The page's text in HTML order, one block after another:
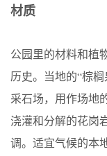
材质
公园里的材料和植
历史。当地的“棕
采石场，用作场地
浇灌和分解的花岗
调。适宜气候的本